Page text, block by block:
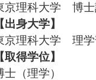
京理科大学 博
【出身大学】
京理科大学 理
【取得学位】
士（理学）